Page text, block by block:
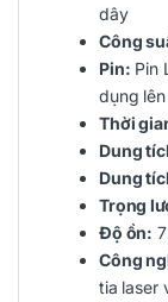
dây
Công
Pin: Pin
dụng
Thời
Dung
Dung
Trọng
Độ ồn:
Công
tia laser